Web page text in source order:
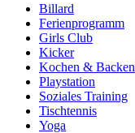
Billard
Ferienprogramm
Girls Club
Kicker
Kochen & Backen
Playstation
Soziales Training
Tischtennis
Yoga